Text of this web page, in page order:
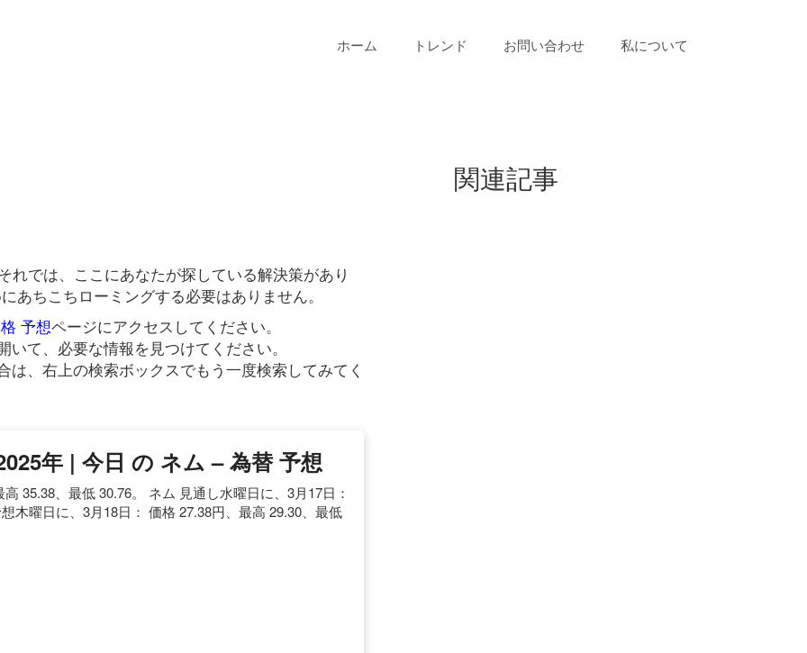
ホーム トレンド お問い合わせ 私について
では、ここにあなたが探している解決策があり
あちこちローミングする必要はありません。
予想ページにアクセスしてください。
て、必要な情報を見つけてください。
は、右上の検索ボックスでもう一度検索してみてく
年 | 今日 の ネム – 為替 予想
35.38、最低 30.76。 ネム 見通し水曜日に、3月17日：
木曜日に、3月18日： 価格 27.38円、最高 29.30、最低
関連記事